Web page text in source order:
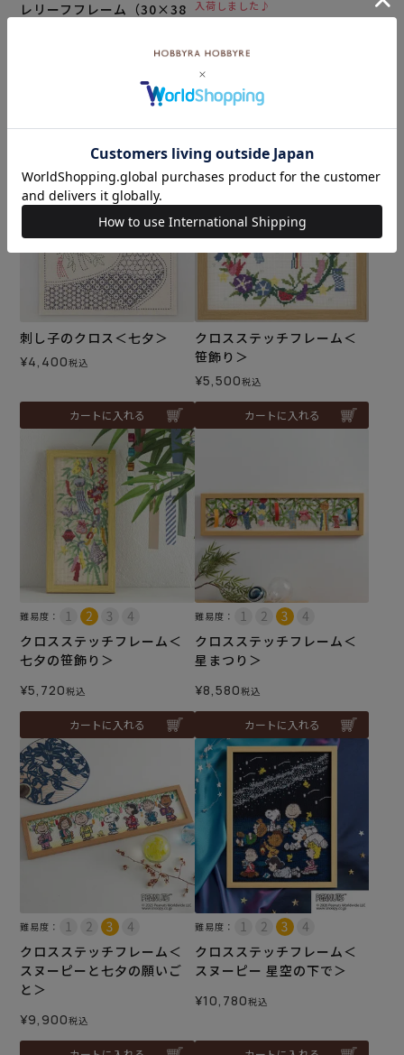
レリーフフレーム（30×38
カートに入れる
入荷しました♪
メール便1個まで可
¥4,070税込
カートに入れる
刺し子のクロス＜七夕＞
¥4,400税込
カートに入れる
クロスステッチフレーム＜
笹飾り＞
¥5,500税込
カートに入れる
難易度：
クロスステッチフレーム＜
七夕の笹飾り＞
¥5,720税込
カートに入れる
難易度：
クロスステッチフレーム＜
星まつり＞
¥8,580税込
カートに入れる
難易度：
クロスステッチフレーム＜
スヌーピーと七夕の願いご
と＞
¥9,900税込
難易度：
クロスステッチフレーム＜
スヌーピー 星空の下で＞
¥10,780税込